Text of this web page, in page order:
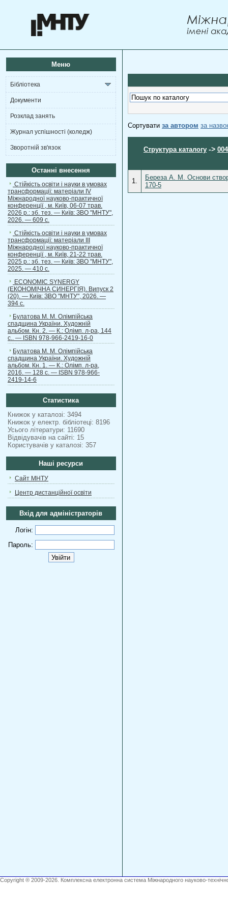
Меню
Бібліотека
Документи
Розклад занять
Журнал успішності (коледж)
Зворотній зв'язок
Останні внесення
Стійкість освіти і науки в умовах
трансформації: матеріали ІV
Міжнародної науково-практичної
конференції , м. Київ, 06-07 трав.
2026 р.: зб. тез. — Київ: ЗВО "МНТУ",
2026. — 609 с.
Стійкість освіти і науки в умовах
трансформації: матеріали ІІІ
Міжнародної науково-практичної
конференції , м. Київ, 21-22 трав.
2025 р.: зб. тез. — Київ: ЗВО "МНТУ",
2025. — 410 с.
ECONOMIC SYNERGY
(ЕКОНОМІЧНА СИНЕРГІЯ). Випуск 2
(20). — Київ: ЗВО "МНТУ", 2026. —
394 с.
Булатова М. М. Олімпійська
спадщина України. Художній
альбом. Кн. 2. — К.: Олімп. л-ра, 144
с.. — ISBN 978-966-2419-16-0
Булатова М. М. Олімпійська
спадщина України. Художній
альбом. Кн. 1. — К.: Олімп. л-ра,
2016. — 128 с. — ISBN 978-966-
2419-14-6
Статистика
Книжок у каталозі: 3494
Книжок у електр. бібліотеці: 8196
Усього літератури: 11690
Відвідувачів на сайті: 15
Користувачів у каталозі: 357
Наші ресурси
Сайт МНТУ
Центр дистанційної освіти
Вхід для адміністраторів
Логін:
Пароль:
Сортувати за автором за
Структура каталогу ->
1.
Береза А. М. Основи
170-5
Copyright ® 2009-2026. Комплексна електронна система Міжнародного науково-